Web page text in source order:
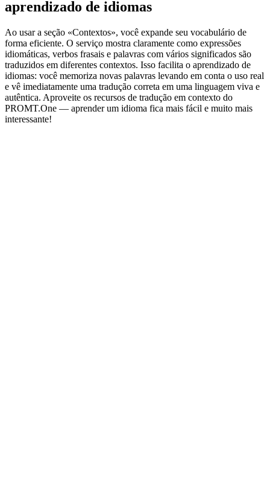
aprendizado de idiomas
Ao usar a seção «Contextos», você expande seu vocabulário de
forma eficiente. O serviço mostra claramente como expressões
idiomáticas, verbos frasais e palavras com vários significados são
traduzidos em diferentes contextos. Isso facilita o aprendizado de
idiomas: você memoriza novas palavras levando em conta o uso real
e vê imediatamente uma tradução correta em uma linguagem viva e
autêntica. Aproveite os recursos de tradução em contexto do
PROMT.One — aprender um idioma fica mais fácil e muito mais
interessante!